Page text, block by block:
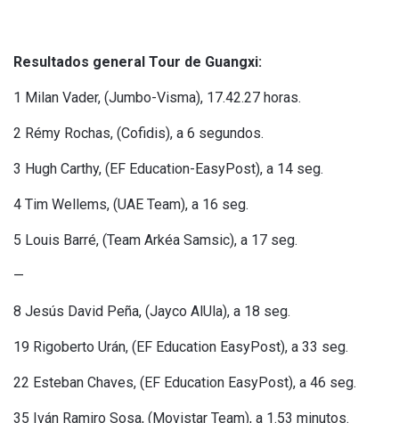
Resultados general Tour de Guangxi:
1 Milan Vader, (Jumbo-Visma), 17.42.27 horas.
2 Rémy Rochas, (Cofidis), a 6 segundos.
3 Hugh Carthy, (EF Education-EasyPost), a 14 seg.
4 Tim Wellems, (UAE Team), a 16 seg.
5 Louis Barré, (Team Arkéa Samsic), a 17 seg.
—
8 Jesús David Peña, (Jayco AlUla), a 18 seg.
19 Rigoberto Urán, (EF Education EasyPost), a 33 seg.
22 Esteban Chaves, (EF Education EasyPost), a 46 seg.
35 Iván Ramiro Sosa, (Movistar Team), a 1.53 minutos.